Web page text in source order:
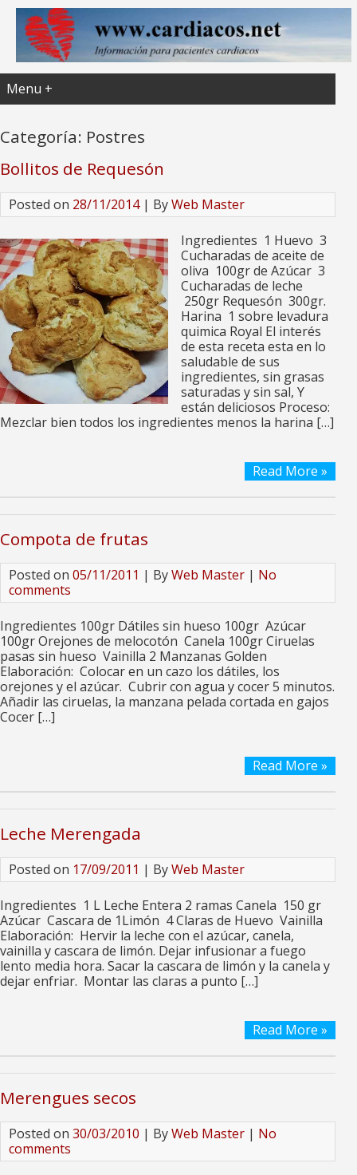
Menu +
Categoría: Postres
Bollitos de Requesón
Posted on 28/11/2014| ByWeb Master
Ingredientes 1 Huevo 3
Cucharadas de aceite de
oliva 100gr de Azúcar 3
Cucharadas de leche
250gr Requesón 300gr.
Harina 1 sobre levadura
quimica Royal El interés
de esta receta esta en lo
saludable de sus
ingredientes, sin grasas
saturadas y sin sal, Y
están deliciosos Proceso:
Mezclar bien todos los ingredientes menos la harina […]
Read More »
Compota de frutas
Posted on 05/11/2011 | ByWeb Master | No
comments
Ingredientes 100gr Dátiles sin hueso 100gr Azúcar
100gr Orejones de melocotón Canela 100gr Ciruelas
pasas sin hueso Vainilla 2 Manzanas Golden
Elaboración: Colocar en un cazo los dátiles, los
orejones y el azúcar. Cubrir con agua y cocer 5 minutos.
Añadir las ciruelas, la manzana pelada cortada en gajos
Cocer […]
Read More »
Leche Merengada
Posted on 17/09/2011 | ByWeb Master
Ingredientes 1 L Leche Entera 2 ramas Canela 150 gr
Azúcar Cascara de 1Limón 4 Claras de Huevo Vainilla
Elaboración: Hervir la leche con el azúcar, canela,
vainilla y cascara de limón. Dejar infusionar a fuego
lento media hora. Sacar la cascara de limón y la canela y
dejar enfriar. Montar las claras a punto […]
Read More »
Merengues secos
Posted on 30/03/2010 | ByWeb Master | No
comments